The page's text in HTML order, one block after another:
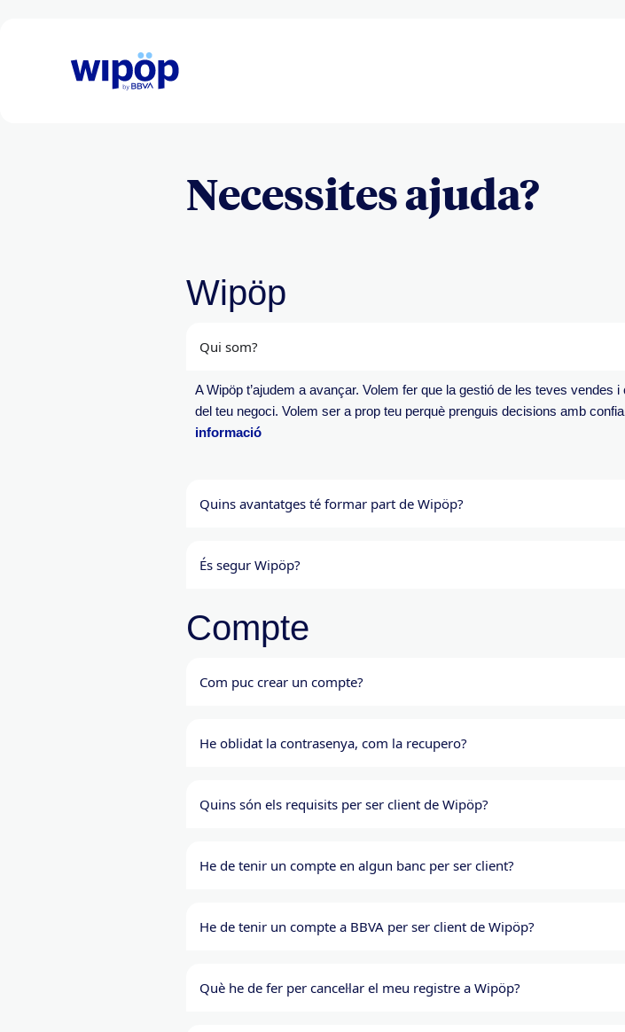
Necessites ajuda?
Wipöp
Qui som?
AWipöp t’ajudem a avançar. Volem fer que la gestió de les teves
del teu negoci. Volem ser a prop teu perquè prenguis decisions amb
informació
Quins avantatges té formar part de Wipöp?
És segur Wipöp?
Compte
Com puc crear un compte?
He oblidat la contrasenya, com la recupero?
Quins són els requisits per ser client de Wipöp?
He de tenir un compte en algun banc per ser client?
He de tenir un compte a BBVA per ser client de Wipöp?
Què he de fer per cancel·lar el meu registre a Wipöp?